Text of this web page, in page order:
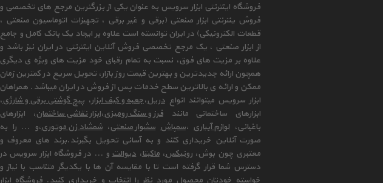
فروشگاه اینترنتی ابزار سرویس به عنوان یکی از بزرگترین مرجع های تخصصی و
فروش ینترنتی ابزار صنعتی (برقی و غیر برقی ، تجهیزات اتوماسیون صنعتی ،
قطعات الکترونیکی) در ایران توانسته است علاوه بر ایجاد یک بانک کامل و جامع
از ابزار صنعتی ، یک مرجع تخصصی فروش آنلاین اینترنتی در ایران نیز باشد و
علاوه بر مزیت های فوق، نسبت به تمام رقبای خود مزیت های ویژه ی دیگری
همچون ارائه جدیدترین و بهترین قیمت روز بازار، تحویل سریع در کمترین زمان
ممکن و ارائه ی بالاترین سطح خدمات پس از فروش در ایران میباشد. همراهان
ابزار سرویس میتوانند انواعدریل،جعبه و کیف ابزار، پیچ گوشتی برقی و شارژی،
ابزارهای ساختمانی مانندفرز و سنگ رومیزی،ابزار نقاشی ساختمان، ابزارهای
باغبانی،لوازم آبیاری،سمپاش سشوار صنعتی،شمشاد زن موتوری،و ... را به
صورت آنلاین خریداری کنند و به آسانی تحویل بگیرند.برند های معروف و
معتبری چون بوش، رونیکس،ماکیتا، دیوالتو ... در فروشگاه ابزار سرویس در
دسترس شما قرار گرفته است تا با مقایسه آن ها با یکدیگر متناسب با نیاز و
خواسته خودتان محصول مورد نظر را انتخاب و خریداری کنید. فروشگاه ابزار